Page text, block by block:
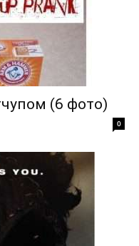
(6 фото)
0